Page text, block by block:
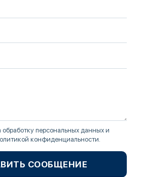
обработку персональных данных и
конфиденциальности
СООБЩЕНИЕ